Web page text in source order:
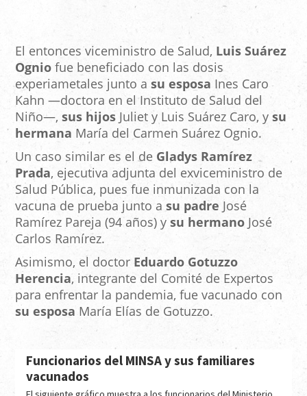
El entonces viceministro de Salud, Luis Suárez
Ognio fue beneficiado con las dosis
experiametales junto a su esposa Ines Caro
Kahn —doctora en el Instituto de Salud del
Niño—, sus hijos Juliet y Luis Suárez Caro, y su
hermana María del Carmen Suárez Ognio.
Un caso similar es el de Gladys Ramírez
Prada, ejecutiva adjunta del exviceministro de
Salud Pública, pues fue inmunizada con la
vacuna de prueba junto a su padre José
Ramírez Pareja (94 años) y su hermano José
Carlos Ramírez.
Asimismo, el doctor Eduardo Gotuzzo
Herencia, integrante del Comité de Expertos
para enfrentar la pandemia, fue vacunado con
su esposa María Elías de Gotuzzo.